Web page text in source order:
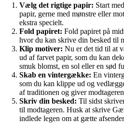
Vælg det rigtige papir: Start
papir, gerne med mønstre eller
ekstra specielt.
Fold papiret: Fold papiret på
hvor du kan skrive din besked til
Klip motiver: Nu er det tid til at
ud af farvet papir, som du kan
smuk blomst, en sol eller en sød
Skab en vintergække: En
som du kan klippe ud og
af traditionen og giver
Skriv din besked: Til sidst
til modtageren. Husk at skrive
indlede legen om at gætte